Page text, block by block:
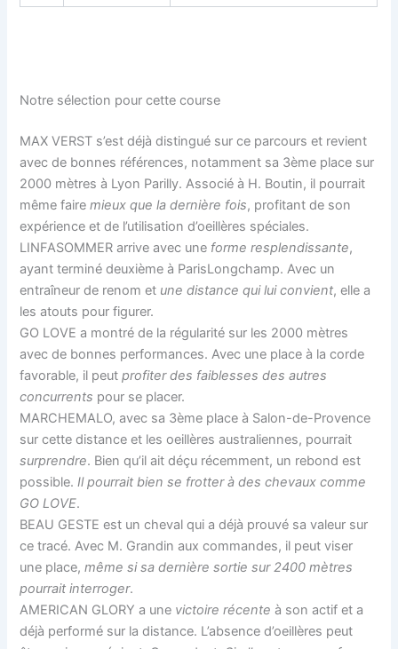
Notre sélection pour cette course
MAX VERST s’est déjà distingué sur ce parcours et revient
avec de bonnes références, notamment sa 3ème place sur
2000 mètres à Lyon Parilly. Associé à H. Boutin, il pourrait
même fairemieux que la dernière fois, profitant de son
expérience et de l’utilisation d’oeillères spéciales.
LINFASOMMER arrive avec une forme resplendissante,
ayant terminé deuxième à ParisLongchamp. Avec un
entraîneur de renom et une distance qui lui convient, elle a
les atouts pour figurer.
GO LOVE a montré de la régularité sur les 2000 mètres
avec de bonnes performances. Avec une place à la corde
favorable, il peutprofiter des faiblesses des autres
concurrents pour se placer.
MARCHEMALO, avec sa 3ème place à Salon-de-Provence
sur cette distance et les oeillères australiennes, pourrait
surprendre. Bien qu’il ait déçu récemment, un rebond est
possible. Il pourrait bien se frotter à des chevaux comme
GO LOVE.
BEAU GESTE est un cheval qui a déjà prouvé sa valeur sur
ce tracé. Avec M. Grandin aux commandes, il peut viser
une place,même si sa dernière sortie sur 2400 mètres
pourrait interroger.
AMERICAN GLORY a une victoire récente à son actif et a
déjà performé sur la distance. L’absence d’oeillères peut